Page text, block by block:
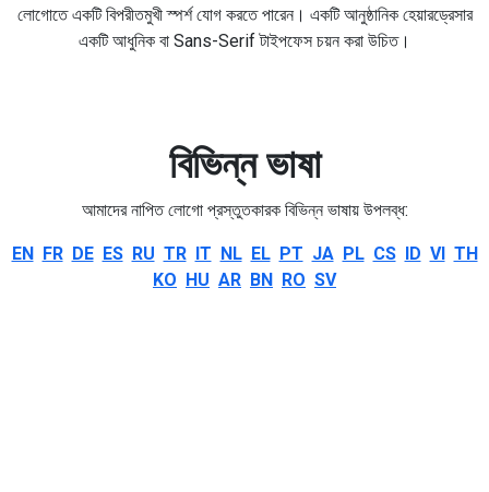
লোগোতে একটি বিপরীতমুখী স্পর্শ যোগ করতে পারেন। একটি আনুষ্ঠানিক হেয়ারড্রেসার
একটি আধুনিক বা Sans-Serif টাইপফেস চয়ন করা উচিত।
বিভিন্ন ভাষা
আমাদের নাপিত লোগো প্রস্তুতকারক বিভিন্ন ভাষায় উপলব্ধ:
EN FR DE ES RU TR IT NL EL PT JA PL CS ID VI TH
KO HU AR BN RO SV